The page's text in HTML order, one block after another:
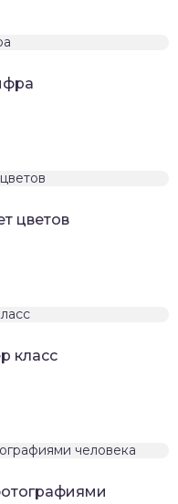
цветов
класс